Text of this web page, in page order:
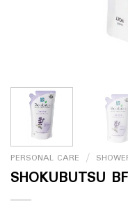
PERSONAL CARE /
SHOKUBUTSU